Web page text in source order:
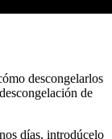
descongelarlos
de
días, introdúcelo